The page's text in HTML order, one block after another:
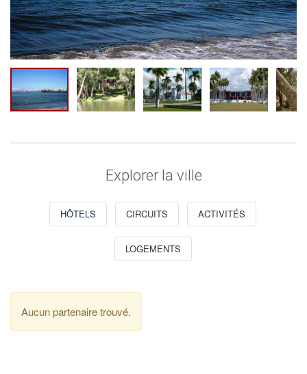
Explorer la ville
HÔTELS CIRCUITS ACTIVITÉS
LOGEMENTS
Aucun partenaire trouvé.